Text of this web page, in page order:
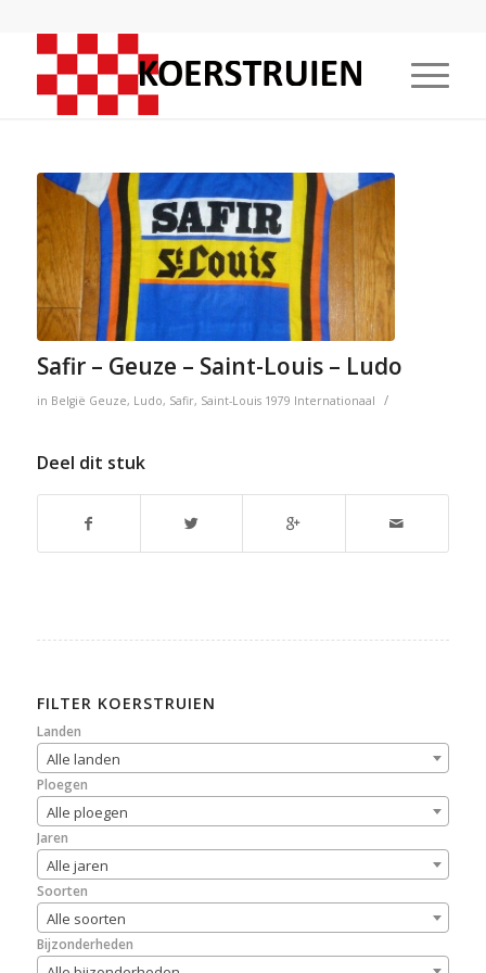
Safir – Geuze – Saint-Louis – Ludo
in België Geuze, Ludo, Safir, Saint-Louis 1979 Internationaal /
Deel dit stuk
FILTER KOERSTRUIEN
Landen
Alle landen
Ploegen
Alle ploegen
Jaren
Alle jaren
Soorten
Alle soorten
Bijzonderheden